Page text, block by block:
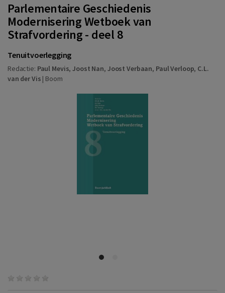
Parlementaire Geschiedenis
Modernisering Wetboek van
Strafvordering - deel 8
Tenuitvoerlegging
Redactie: Paul Mevis,Joost Nan, Joost Verbaan, Paul Verloop, C.L.
van der Vis | Boom